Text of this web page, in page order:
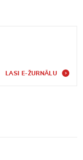
LASI E-ŽURNĀLU